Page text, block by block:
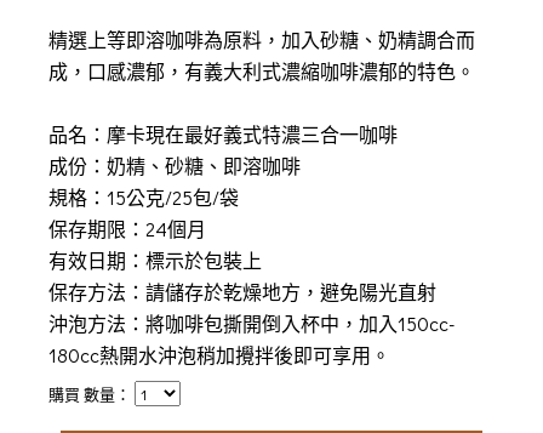
精選上等即溶咖啡為原料，加入砂糖、奶精調合而
成，口感濃郁，有義大利式濃縮咖啡濃郁的特色。
品名： 摩卡現在最好義式特濃三合一咖啡
成份：奶精、砂糖、即溶咖啡
規格：15公克/25包/袋
保存期限：24個月
有效日期：標示於包裝上
保存方法：請儲存於乾燥地方，避免陽光直射
沖泡方法：將咖啡包撕開倒入杯中，加入150cc-
180cc熱開水沖泡稍加攪拌後即可享用。
購買 數量：